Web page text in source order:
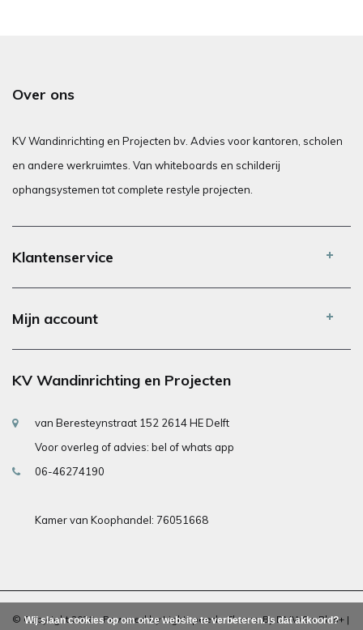
Over ons
KV Wandinrichting en Projecten bv. Advies voor kantoren, scholen
en andere werkruimtes. Van whiteboards en schilderij
ophangsystemen tot complete restyle projecten.
Klantenservice
Mijn account
KV Wandinrichting en Projecten
van Beresteynstraat 152 2614 HE Delft
Voor overleg of advies: bel of whats app
06-46274190
Kamer van Koophandel: 76051668
© Copyright 2026 - Powered byLightspeed- Theme By DMWSxPlus+ |
Wij slaan cookies op om onze website te verbeteren. Is dat akkoord?